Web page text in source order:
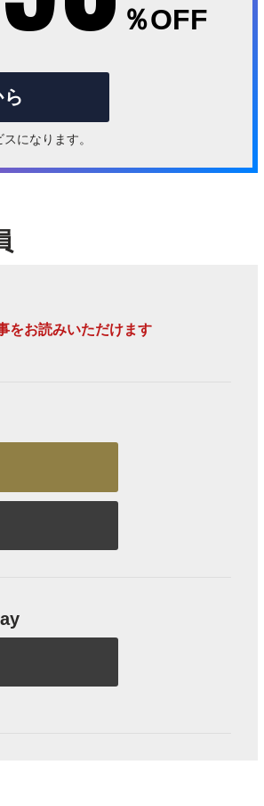
％OFF
になります。
をお読みいただけます